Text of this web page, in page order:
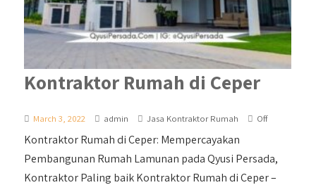
Kontraktor Rumah di Ceper
March 3, 2022 admin Jasa Kontraktor Rumah Off
Kontraktor Rumah di Ceper: Mempercayakan
Pembangunan Rumah Lamunan pada Qyusi Persada,
Kontraktor Paling baik Kontraktor Rumah di Ceper –